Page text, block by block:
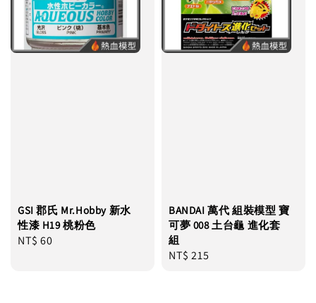
GSI 郡氏 Mr.Hobby 新水
性漆 H19 桃粉色
Regular
NT$ 60
BANDAI 萬代 組裝模型 寶
可夢 008 土台龜 進化套
組
Regular
NT$ 215